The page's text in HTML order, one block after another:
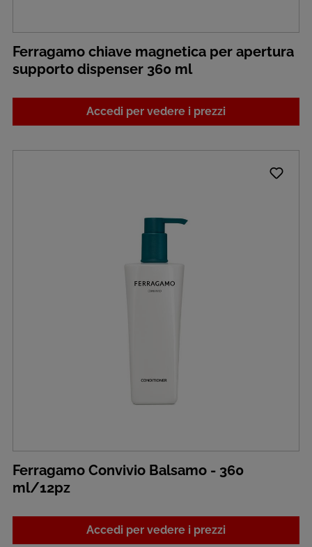
Ferragamo chiave magnetica per apertura
supporto dispenser 360 ml
Accedi per vedere i prezzi
Ferragamo Convivio Balsamo - 360
ml/12pz
Accedi per vedere i prezzi